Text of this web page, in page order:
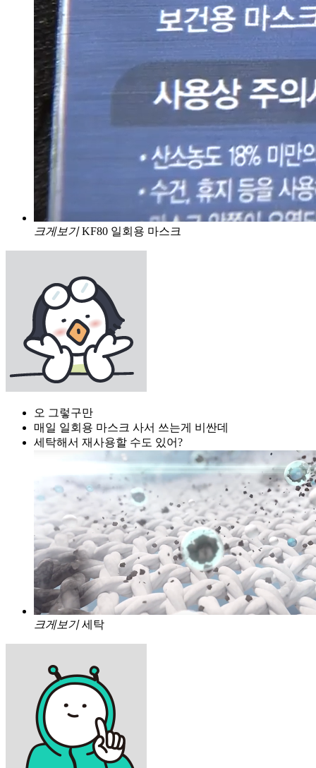
크게보기 KF80 일회용 마스크
오 그렇구만
매일 일회용 마스크 사서 쓰는게 비싼데
세탁해서 재사용할 수도 있어?
크게보기 세탁